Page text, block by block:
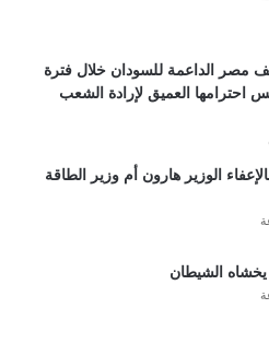
مصر الداعمة للسودان خلال فترة
احترامها العميق لإرادة الشعب
الوزير هارون أم وزير الطاقة
يخشاه الشيطان